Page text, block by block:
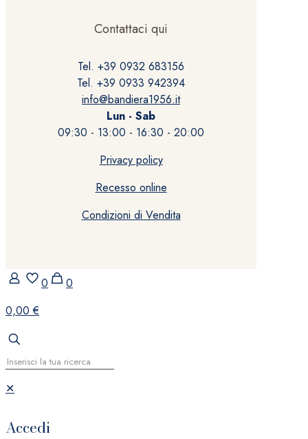
Contattaci qui
Tel. +39 0932 683156
Tel. +39 0933 942394
info@bandiera1956.it
Lun - Sab
09:30 - 13:00 - 16:30 - 20:00
Privacy policy
Recesso online
Condizioni di Vendita
0
0
0,00 €
✕
Accedi